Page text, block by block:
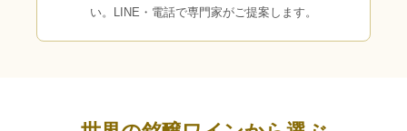
い。LINE・電話で専門家がご提案します。